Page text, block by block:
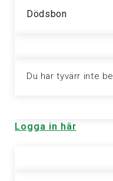
Dödsbon
Logga in här